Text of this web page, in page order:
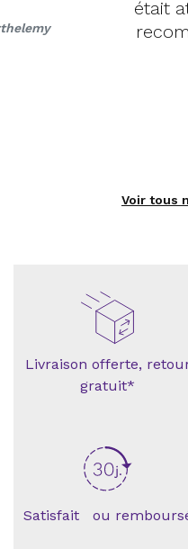
était
Voir tous
Livraison offerte,
gratuit*
Satisfait ou